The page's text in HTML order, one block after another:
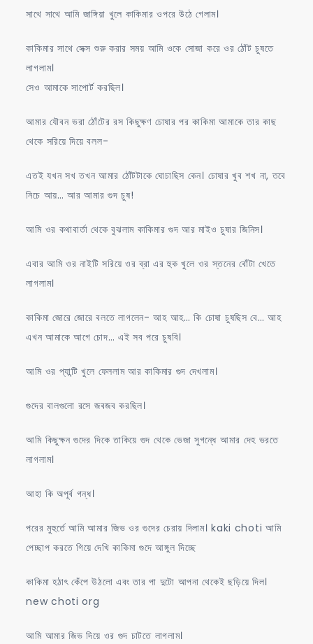
সাথে সাথে আমি জাঙ্গিয়া খুলে কাকিমার ওপরে উঠে গেলাম।
কাকিমার সাথে সেক্স শুরু করার সময় আমি ওকে সোজা করে ওর ঠোঁট চুষতে
লাগলাম।
সেও আমাকে সাপোর্ট করছিল।
আমার যৌবন ভরা ঠোঁটের রস কিছুক্ষণ চোষার পর কাকিমা আমাকে তার কাছ
থেকে সরিয়ে দিয়ে বলল-
এতই যখন সখ তখন আমার ঠোঁটটাকে ঘোচাছিস কেন। চোষার খুব শখ না, তবে
নিচে আয়… আর আমার গুদ চুষ!
আমি ওর কথাবার্তা থেকে বুঝলাম কাকিমার গুদ আর মাইও চুষার জিনিস।
এবার আমি ওর নাইটি সরিয়ে ওর ব্রা এর হুক খুলে ওর স্তনের বোঁটা খেতে
লাগলাম।
কাকিমা জোরে জোরে বলতে লাগলেন- আহ আহ… কি চোষা চুষছিস বে… আহ
এখন আমাকে আগে চোদ… এই সব পরে চুষবি।
আমি ওর প্যান্টি খুলে ফেললাম আর কাকিমার গুদ দেখলাম।
গুদের বালগুলো রসে জবজব করছিল।
আমি কিছুক্ষন গুদের দিকে তাকিয়ে গুদ থেকে ভেজা সুগন্ধে আমার দেহ ভরতে
লাগলাম।
আহা কি অপূর্ব গন্ধ।
পরের মুহুর্তে আমি আমার জিভ ওর গুদের চেরায় দিলাম। kaki choti আমি
পেচ্ছাপ করতে গিয়ে দেখি কাকিমা গুদে আঙ্গুল দিচ্ছে
কাকিমা হঠাৎ কেঁপে উঠলো এবং তার পা দুটো আপনা থেকেই ছড়িয়ে দিল।
new choti org
আমি আমার জিভ দিয়ে ওর গুদ চাটতে লাগলাম।